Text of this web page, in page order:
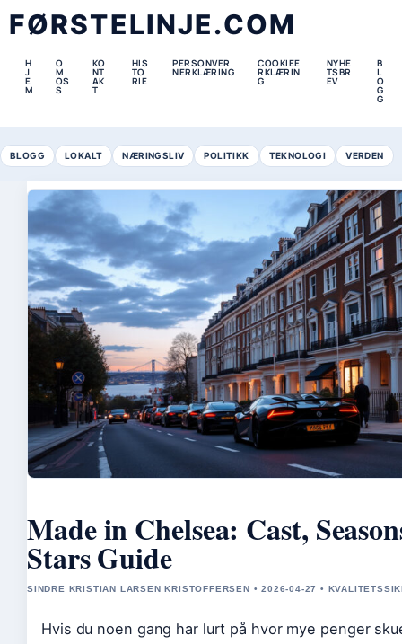
FØRSTELINJE.COM
H
J
E
M
O
M
OS
S
KO
NT
AK
T
HIS
TO
RIE
PERSONVER
NERKLÆRING
COOKIEE
RKLÆRIN
G
NYHE
TSBR
EV
B
L
O
G
G
BLOGG LOKALT NÆRINGSLIV POLITIKK TEKNOLOGI VERDEN
Made in Chelsea: Cast,
Stars Guide
SINDRE KRISTIAN LARSEN KRISTOFFERSEN • 2026-04-27 •
Hvis du noen gang har lurt på hvor mye penger